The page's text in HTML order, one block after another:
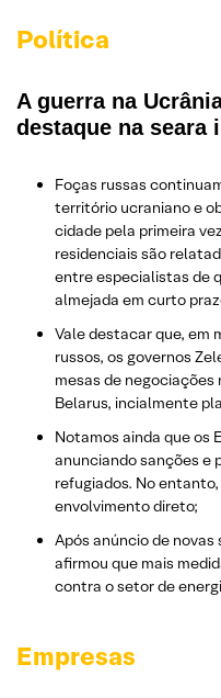
Política
A guerra na
destaque na seara
Foças russas
território ucraniano e
cidade pela primeira
residenciais são
entre especialistas de
almejada em curto
Vale destacar que, em
russos, os governos
mesas de
Belarus, incialmente
Notamos ainda que os
anunciando sanções e
refugiados. No
envolvimento direto;
Após anúncio de novas
afirmou que mais
contra o setor de
Empresas